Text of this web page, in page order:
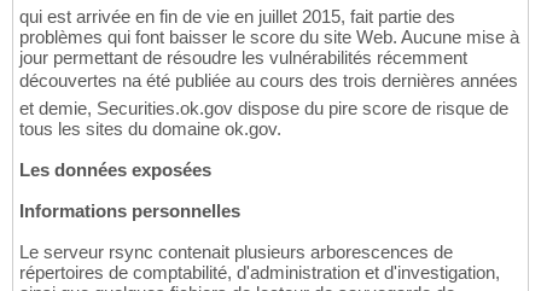
qui est arrivée en fin de vie en juillet 2015, fait partie des
problèmes qui font baisser le score du site Web. Aucune mise à
jour permettant de résoudre les vulnérabilités récemment
découvertes na été publiée au cours des trois dernières années
et demie, Securities.ok.gov dispose du pire score de risque de
tous les sites du domaine ok.gov.
Les données exposées
Informations personnelles
Le serveur rsync contenait plusieurs arborescences de
répertoires de comptabilité, d'administration et d'investigation,